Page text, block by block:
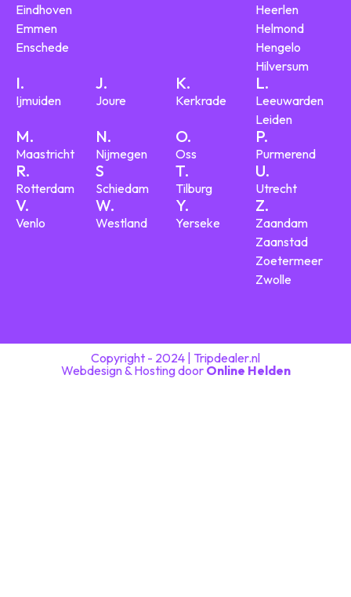
Eindhoven
Emmen
Enschede
Heerlen
Helmond
Hengelo
Hilversum
I.
Ijmuiden
J.
Joure
K.
Kerkrade
L.
Leeuwarden
Leiden
M.
Maastricht
N.
Nijmegen
O.
Oss
P.
Purmerend
R.
Rotterdam
S
Schiedam
T.
Tilburg
U.
Utrecht
V.
Venlo
W.
Westland
Y.
Yerseke
Z.
Zaandam
Zaanstad
Zoetermeer
Zwolle
Copyright - 2024 | Tripdealer.nl
Webdesign & Hosting door Online Helden